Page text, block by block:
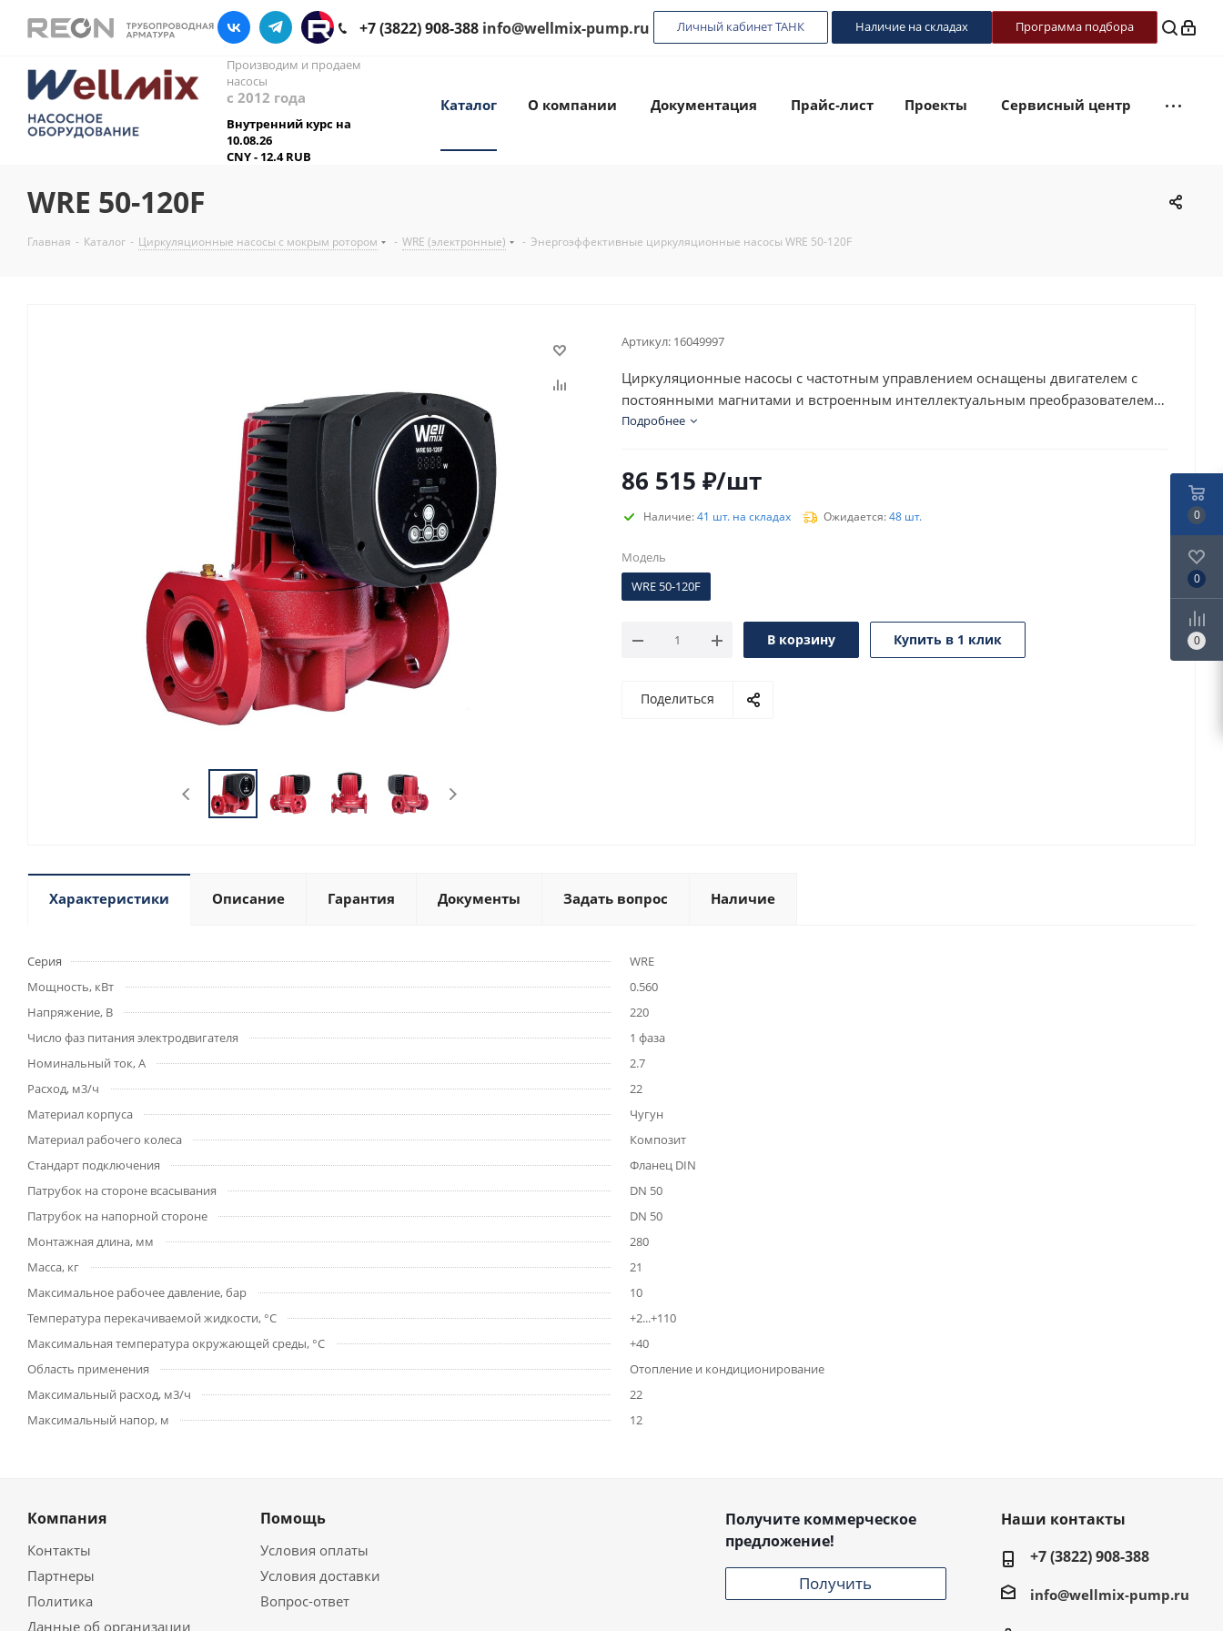
+7 (3822) 908-388 info@wellmix-pump.ru Личный кабинет ТАНК Наличие на складах Программа подбора
Производим и продаем
насосы
с 2012 года
Внутренний курс на
10.08.26
CNY - 12.4 RUB
Каталог О компании Документация Прайс-лист Проекты Сервисный центр
WRE 50-120F
Главная - Каталог - Циркуляционные насосы с мокрым ротором - WRE (электронные) - Энергоэффективные циркуляционные насосы WRE 50-120F
Артикул: 16049997
Циркуляционные насосы с частотным управлением оснащены двигателем с
постоянными магнитами и встроенным интеллектуальным преобразователем
частоты.
Подробнее
86 515 ₽/шт
Наличие:41 шт. на складах Ожидается:48 шт.
Модель
WRE 50-120F
В корзину Купить в 1 клик
Поделиться
Характеристики Описание Гарантия Документы Задать вопрос Наличие
Серия
WRE
Мощность, кВт
0.560
Напряжение, В
220
Число фаз питания электродвигателя
1 фаза
Номинальный ток, А
2.7
Расход, м3/ч
22
Материал корпуса
Чугун
Материал рабочего колеса
Композит
Стандарт подключения
Фланец DIN
Патрубок на стороне всасывания
DN 50
Патрубок на напорной стороне
DN 50
Монтажная длина, мм
280
Масса, кг
21
Максимальное рабочее давление, бар
10
Температура перекачиваемой жидкости, °С
+2...+110
Максимальная температура окружающей среды, °С
+40
Область применения
Отопление и кондиционирование
Максимальный расход, м3/ч
22
Максимальный напор, м
12
Компания
Контакты
Партнеры
Политика
Данные об организации
Помощь
Условия оплаты
Условия доставки
Вопрос-ответ
Получите коммерческое
предложение!
Получить
Наши контакты
+7 (3822) 908-388
info@wellmix-pump.ru
0
0
0